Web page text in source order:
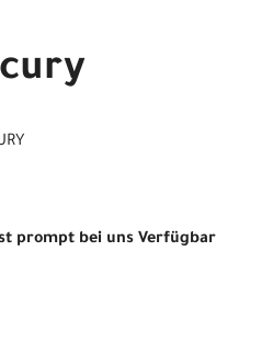
prompt bei uns Verfügbar